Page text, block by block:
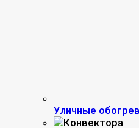
Уличные